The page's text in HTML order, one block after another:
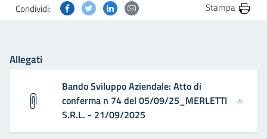
Condividi: Condividi questa pagina su Facebook
Condividi questa pagina su Twitter
Condividi questa pagina su Linkedin
Condividi questa pagina via
Stampa
Allegati
Bando Sviluppo Aziendale: Atto di
conferma n 74 del 05/09/25_MERLETTI
S.R.L. - 21/09/2025